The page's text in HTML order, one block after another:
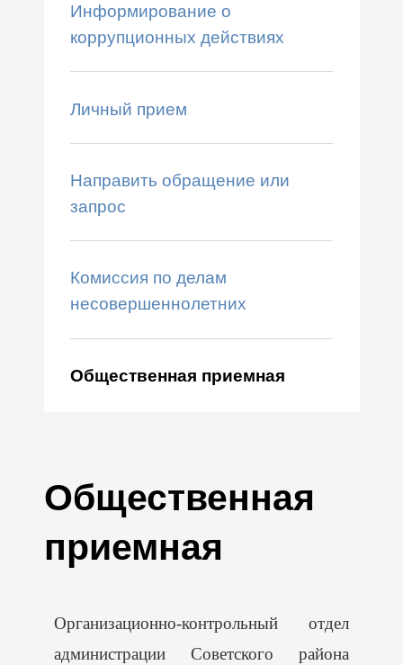
Информирование о
коррупционных действиях
Личный прием
Направить обращение или
запрос
Комиссия по делам
несовершеннолетних
Общественная приемная
Общественная
приемная
Организационно-контрольный отдел
администрации Советского района